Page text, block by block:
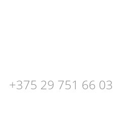
+375 29 751 66 03